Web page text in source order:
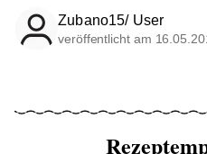
Zubano15/ User
veröffentlicht am